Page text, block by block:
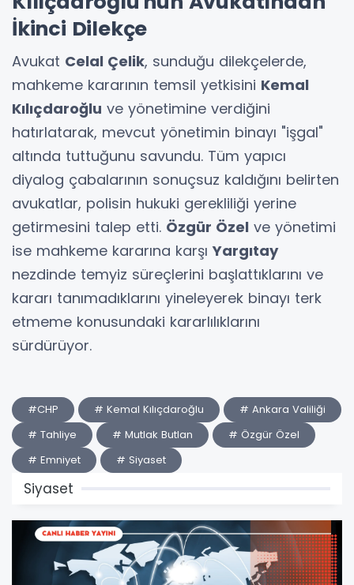
İkinci Dilekçe
Avukat Celal Çelik, sunduğu dilekçelerde,
mahkeme kararının temsil yetkisini Kemal
Kılıçdaroğlu ve yönetimine verdiğini
hatırlatarak, mevcut yönetimin binayı "işgal"
altında tuttuğunu savundu. Tüm yapıcı
diyalog çabalarının sonuçsuz kaldığını belirten
avukatlar, polisin hukuki gerekliliği yerine
getirmesini talep etti. Özgür Özel ve yönetimi
ise mahkeme kararına karşı Yargıtay
nezdinde temyiz süreçlerini başlattıklarını ve
kararı tanımadıklarını yineleyerek binayı terk
etmeme konusundaki kararlılıklarını
sürdürüyor.
#CHP # Kemal Kılıçdaroğlu
# Ankara Valiliği
# Tahliye
# Mutlak Butlan
# Özgür Özel
# Emniyet
# Siyaset
Siyaset